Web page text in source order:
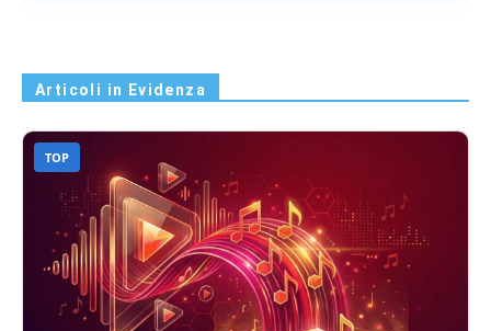
Articoli in Evidenza
TOP